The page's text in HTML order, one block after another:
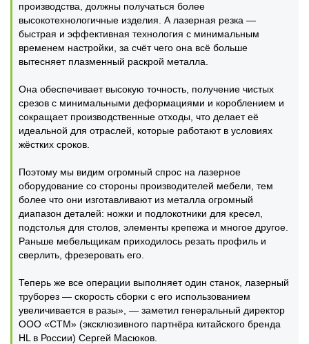
производства, должны получаться более
высокотехнологичные изделия. А лазерная резка —
быстрая и эффективная технология с минимальным
временем настройки, за счёт чего она всё больше
вытесняет плазменный раскрой металла.
Она обеспечивает высокую точность, получение чистых
срезов с минимальными деформациями и короблением и
сокращает производственные отходы, что делает её
идеальной для отраслей, которые работают в условиях
жёстких сроков.
Поэтому мы видим огромный спрос на лазерное
оборудование со стороны производителей мебели, тем
более что они изготавливают из металла огромный
диапазон деталей: ножки и подлокотники для кресел,
подстолья для столов, элементы крепежа и многое другое.
Раньше мебельщикам приходилось резать профиль и
сверлить, фрезеровать его.
Теперь же все операции выполняет один станок, лазерный
труборез — скорость сборки с его использованием
увеличивается в разы», — заметил генеральный директор
ООО «СТМ» (эксклюзивного партнёра китайского бренда
HL в России) Сергей Масюков.